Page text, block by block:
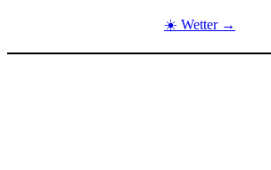
☀️ Wetter →